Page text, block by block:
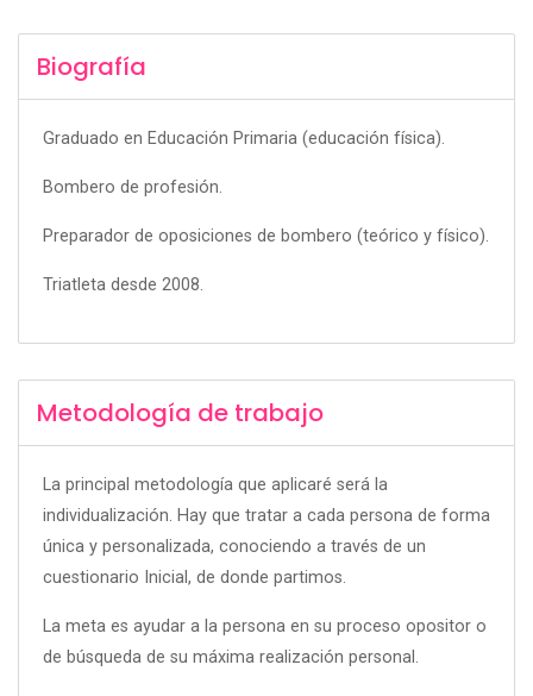
Biografía
Graduado en Educación Primaria (educación física).
Bombero de profesión.
Preparador de oposiciones de bombero (teórico y físico).
Triatleta desde 2008.
Metodología de trabajo
La principal metodología que aplicaré será la
individualización. Hay que tratar a cada persona de forma
única y personalizada, conociendo a través de un
cuestionario Inicial, de donde partimos.
La meta es ayudar a la persona en su proceso opositor o
de búsqueda de su máxima realización personal.